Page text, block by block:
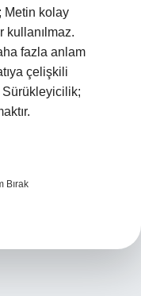
Metin kolay
kullanılmaz.
fazla anlam
çelişkili
Bırak